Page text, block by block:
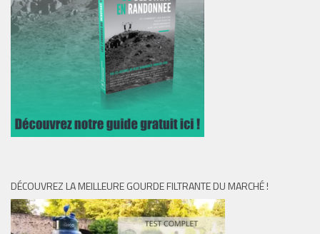
DÉCOUVREZ LA MEILLEURE GOURDE FILTRANTE DU MARCHÉ !